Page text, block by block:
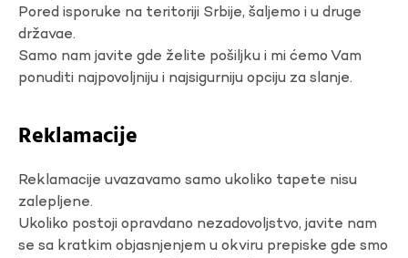
Pored isporuke na teritoriji Srbije, šaljemo i u druge
državae.
Samo nam javite gde želite pošiljku i mi ćemo Vam
ponuditi najpovoljniju i najsigurniju opciju za slanje.
Reklamacije
Reklamacije uvazavamo samo ukoliko tapete nisu
zalepljene.
Ukoliko postoji opravdano nezadovoljstvo, javite nam
se sa kratkim objasnjenjem u okviru prepiske gde smo